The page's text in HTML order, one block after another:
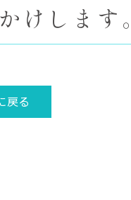
けします。
戻る